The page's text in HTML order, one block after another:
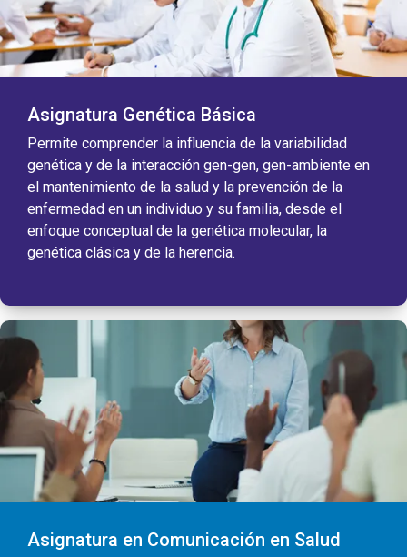
Asignatura Genética Básica
Permite comprender la influencia de la variabilidad
genética y de la interacción gen-gen, gen-ambiente en
el mantenimiento de la salud y la prevención de la
enfermedad en un individuo y su familia, desde el
enfoque conceptual de la genética molecular, la
genética clásica y de la herencia.
Asignatura en Comunicación en Salud